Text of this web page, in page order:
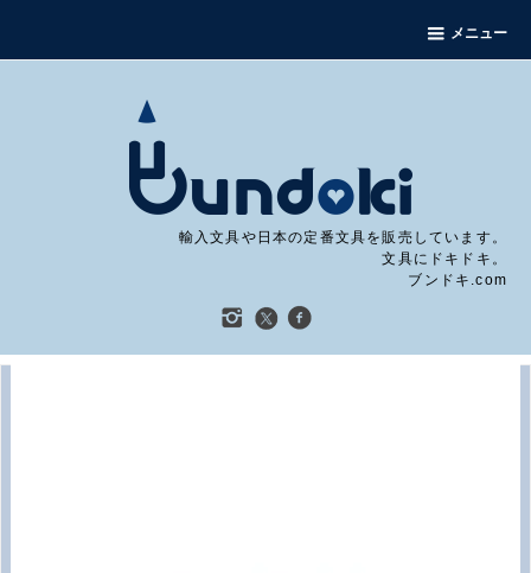
メニュー
輸入文具や日本の定番文具を販売しています。
文具にドキドキ。
ブンドキ.com